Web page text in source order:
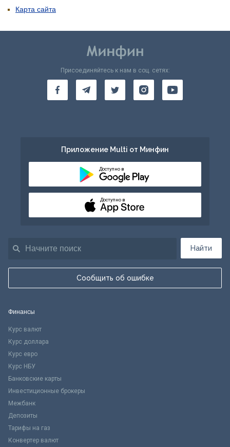
Карта сайта
Найти
Сообщить об ошибке
Присоединяйтесь к нам в соц. сетях:
Приложение Multi от Минфин
Доступно в
Доступно в
Финансы
Курс валют
Курс доллара
Курс евро
Курс НБУ
Банковские карты
Инвестиционные брокеры
Межбанк
Депозиты
Тарифы на газ
Конвертер валют